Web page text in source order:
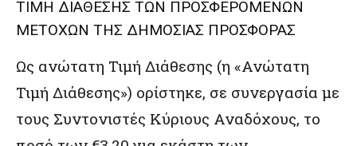
ΤΙΜΗ ΔΙΑΘΕΣΗΣ ΤΩΝ ΠΡΟΣΦΕΡΟΜΕΝΩΝ
ΜΕΤΟΧΩΝ ΤΗΣ ΔΗΜΟΣΙΑΣ ΠΡΟΣΦΟΡΑΣ
Ως ανώτατη Τιμή Διάθεσης (η «Ανώτατη
Τιμή Διάθεσης») ορίστηκε, σε συνεργασία με
τους Συντονιστές Κύριους Αναδόχους, το